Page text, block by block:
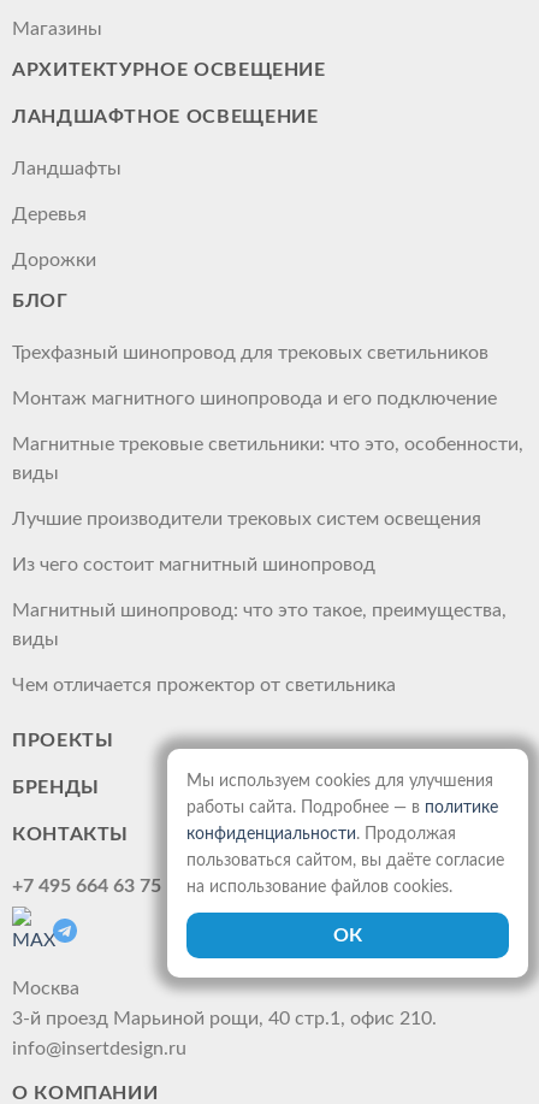
Магазины
АРХИТЕКТУРНОЕ ОСВЕЩЕНИЕ
ЛАНДШАФТНОЕ ОСВЕЩЕНИЕ
Ландшафты
Деревья
Дорожки
БЛОГ
Трехфазный шинопровод для трековых светильников
Монтаж магнитного шинопровода и его подключение
Магнитные трековые светильники: что это, особенности,
виды
Лучшие производители трековых систем освещения
Из чего состоит магнитный шинопровод
Магнитный шинопровод: что это такое, преимущества,
виды
Чем отличается прожектор от светильника
ПРОЕКТЫ
БРЕНДЫ
КОНТАКТЫ
+7 495 664 63 75
Москва
3-й проезд Марьиной рощи, 40 стр.1, офис 210.
info@insertdesign.ru
О КОМПАНИИ
Мы используем cookies для улучшения
работы сайта. Подробнее — в политике
конфиденциальности. Продолжая
пользоваться сайтом, вы даёте согласие
на использование файлов cookies.